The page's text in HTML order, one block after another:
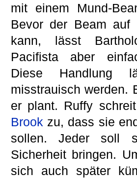
mit einem Mund-
Bevor der Beam auf
kann, lässt
Pacifista aber
Diese Handlung
misstrauisch werden.
er plant. Ruffy
Brook zu, dass sie
sollen. Jeder soll
Sicherheit bringen.
sich auch später